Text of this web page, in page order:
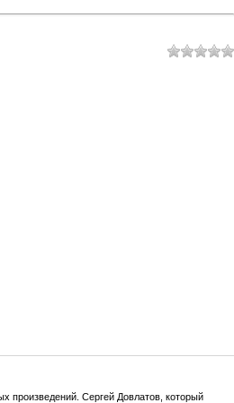
произведений. Сергей Довлатов, который